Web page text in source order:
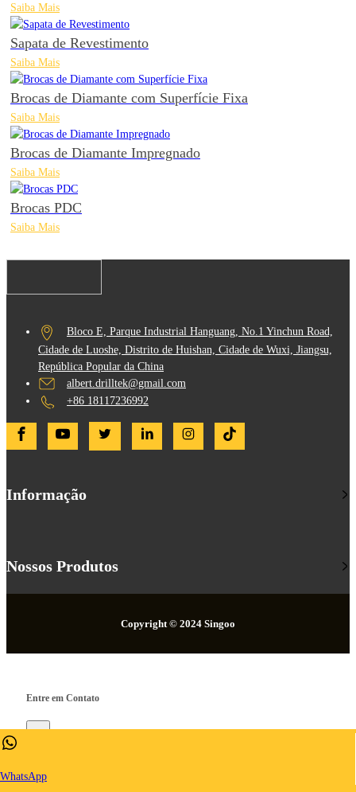
Saiba Mais
Sapata de Revestimento
Saiba Mais
Brocas de Diamante com Superfície Fixa
Saiba Mais
Brocas de Diamante Impregnado
Saiba Mais
Brocas PDC
Saiba Mais
Bloco E, Parque Industrial Hanguang, No.1 Yinchun Road,
Cidade de Luoshe, Distrito de Huishan, Cidade de Wuxi, Jiangsu,
República Popular da China
albert.drilltek@gmail.com
+86 18117236992
Informação
Nossos Produtos
Copyright © 2024 Singoo
Entre em Contato
×
WhatsApp